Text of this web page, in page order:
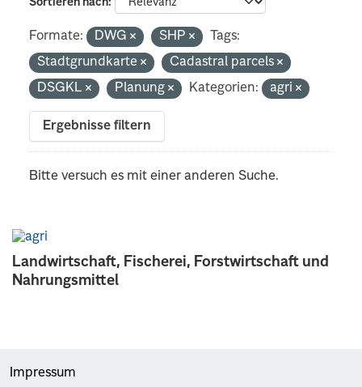
Landwirtschaft, Fischerei, Forstwirtschaft und
Nahrungsmittel
Formate: DWG SHP
Tags:
Stadtgrundkarte
Cadastral parcels
DSGKL
Planung Kategorien: agri
Ergebnisse filtern
Bitte versuch es mit einer anderen Suche.
Impressum